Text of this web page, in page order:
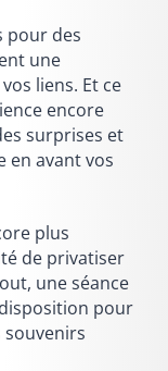
pour des
une
liens. Et ce
encore
surprises et
en avant vos
plus
de privatiser
une séance
pour
souvenirs